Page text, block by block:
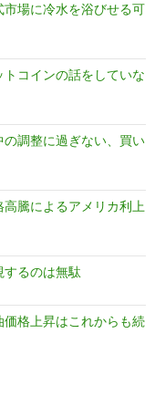
場に冷水を浴びせる可
コインの話をしていな
調整に過ぎない、買い
騰によるアメリカ利上
するのは無駄
格上昇はこれからも続